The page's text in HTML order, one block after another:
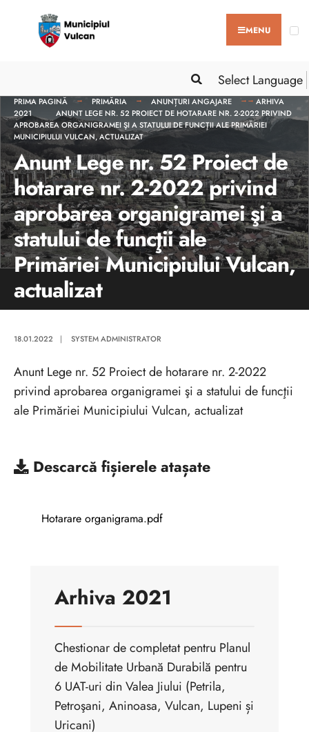
MENU
Select Language
PRIMA PAGINĂ PRIMĂRIA ANUNȚURI ANGAJARE
ARHIVA
2021
ANUNT LEGE NR. 52 PROIECT DE HOTARARE NR. 2-2022 PRIVIND
APROBAREA ORGANIGRAMEI ŞI A STATULUI DE FUNCŢII ALE PRIMĂRIEI
MUNICIPIULUI VULCAN, ACTUALIZAT
Anunt Lege nr. 52 Proiect de
hotarare nr. 2-2022 privind
aprobarea organigramei şi a
statului de funcţii ale
Primăriei Municipiului Vulcan,
actualizat
18.01.2022 | SYSTEM ADMINISTRATOR
Anunt Lege nr. 52 Proiect de hotarare nr. 2-2022
privind aprobarea organigramei şi a statului de funcţii
ale Primăriei Municipiului Vulcan, actualizat
Descarcă fișierele atașate
Hotarare organigrama.pdf
Arhiva 2021
Chestionar de completat pentru Planul
de Mobilitate Urbană Durabilă pentru
6 UAT-uri din Valea Jiului (Petrila,
Petroşani, Aninoasa, Vulcan, Lupeni și
Uricani)